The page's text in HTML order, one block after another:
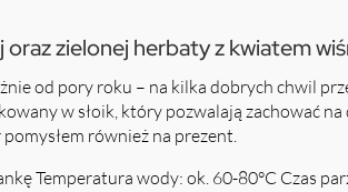
zielonej herbaty z kwiatem
od pory roku – na kilka dobrych chwil
w słoik, który pozwalają zachować
również na prezent.
Temperatura wody: ok. 60-80°C Czas